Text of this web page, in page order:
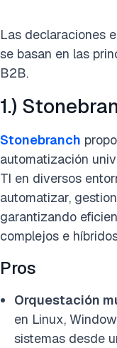
Las declaraciones
se basan en las
B2B.
1.)
Stonebranch
automatización
TI en diversos
automatizar,
garantizando
complejos e
Pros
Orquestación
en Linux,
sistemas desde